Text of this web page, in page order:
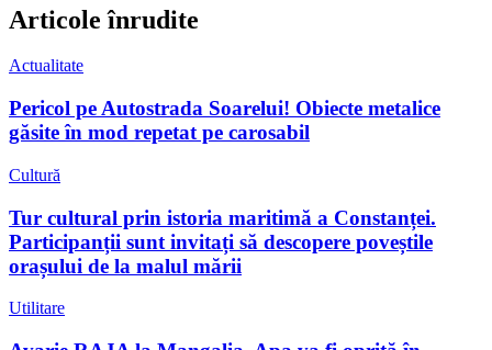
Articole înrudite
Actualitate
Pericol pe Autostrada Soarelui! Obiecte metalice
găsite în mod repetat pe carosabil
Cultură
Tur cultural prin istoria maritimă a Constanței.
Participanții sunt invitați să descopere poveștile
orașului de la malul mării
Utilitare